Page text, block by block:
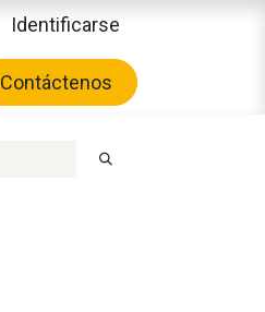
Identificarse
Contáctenos